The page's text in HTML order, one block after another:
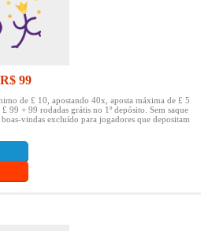
99
de £ 10, apostando 40x, aposta máxima de £ 5
99 + 99 rodadas grátis no 1º depósito. Sem saque
vindas excluído para jogadores que depositam